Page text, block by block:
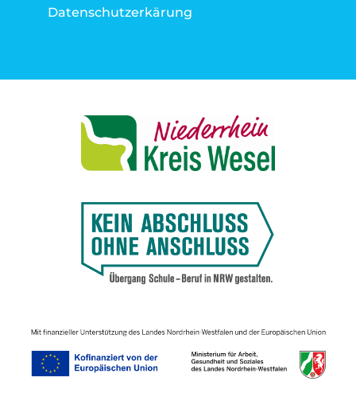
Datenschutzerkärung